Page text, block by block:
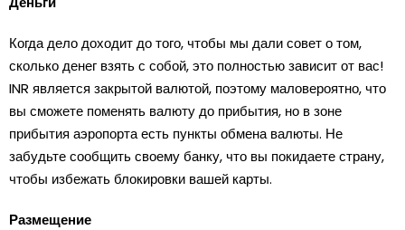
Когда дело доходит до того, чтобы мы дали совет о том,
сколько денег взять с собой, это полностью зависит от вас!
INR является закрытой валютой, поэтому маловероятно, что
вы сможете поменять валюту до прибытия, но в зоне
прибытия аэропорта есть пункты обмена валюты. Не
забудьте сообщить своему банку, что вы покидаете страну,
чтобы избежать блокировки вашей карты.
Размещение